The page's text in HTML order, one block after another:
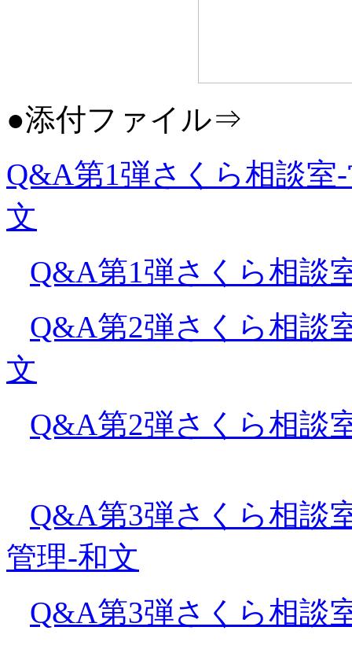
●添付ファイル⇒
Q&A第1弾さくら相談室
文
Q&A第1弾さくら相談
Q&A第2弾さくら相談
文
Q&A第2弾さくら相談
Q&A第3弾さくら相談
管理-和文
Q&A第3弾さくら相談